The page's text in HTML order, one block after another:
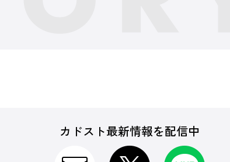
カドスト最新情報を配信中